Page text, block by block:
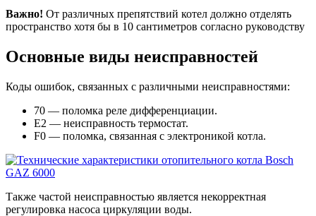
Важно! От различных препятствий котел должно отделять
пространство хотя бы в 10 сантиметров согласно руководству
Основные виды неисправностей
Коды ошибок, связанных с различными неисправностями:
70 — поломка реле дифференциации.
Е2 — неисправность термостат.
F0 — поломка, связанная с электроникой котла.
Также частой неисправностью является некорректная
регулировка насоса циркуляции воды.